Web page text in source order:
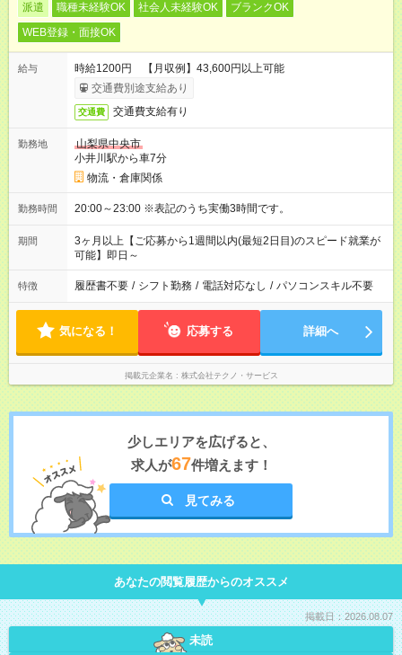
派遣 職種未経験OK 社会人未経験OK
ブランクOK
WEB登録・面接OK
給与
時給1200円 【月収例】43,600円以上可能
交通費別途支給あり
交通費 交通費支給有り
勤務地
山梨県中央市
小井川駅から車7分
物流・倉庫関係
勤務時間 20:00～23:00 ※表記のうち実働3時間です。
期間
3ヶ月以上【ご応募から1週間以内(最短2日目)のスピード就業が
可能】即日～
特徴 履歴書不要 / シフト勤務 / 電話対応なし / パソコンスキル不要
気になる！ 応募する 詳細へ
掲載元企業名 株式会社テクノ・サービス
少しエリアを広げると、
求人が67件増えます！
見てみる
あなたの閲覧履歴からのオススメ
掲載日：2026.08.07
未読